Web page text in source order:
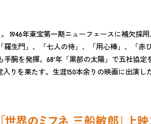
1946年東宝第一期ニューフェースに補欠採
羅生門」、「七人の侍」、「用心棒」、「
腕を発揮。68’年「黒部の太陽」で五社協定
りを果たす。生涯150本余りの映画に出演し